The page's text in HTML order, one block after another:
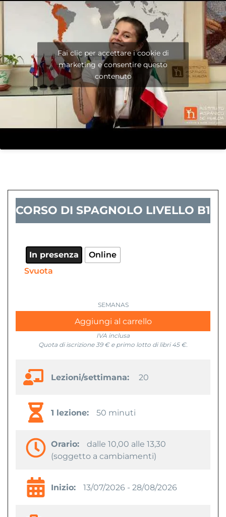
Fai clic per accettare i cookie di
marketing e consentire questo
contenuto
CORSO DI SPAGNOLO LIVELLO B1
In presenza Online
Svuota
Aggiungi al carrello
IVA inclusa
Quota di iscrizione 39 € e primo lotto di libri 45 €.
Lezioni/settimana: 20
1 lezione: 50 minuti
Orario:
dalle 10,00 alle 13,30
(soggetto a cambiamenti)
Inizio: 13/07/2026 - 28/08/2026